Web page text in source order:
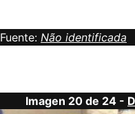
Fuente: Não identificada
Imagen 20 de 24 -